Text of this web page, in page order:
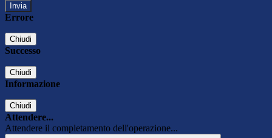
Errore
Chiudi
Successo
Chiudi
Informazione
Chiudi
Attendere...
Attendere il completamento dell'operazione...